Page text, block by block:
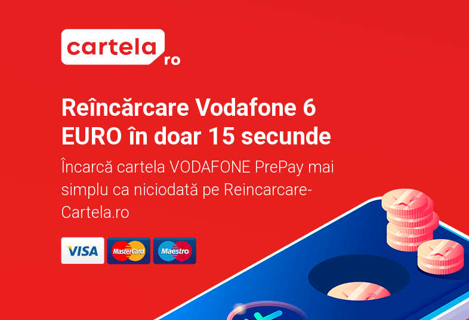
Reîncărcare Vodafone 6
EURO în doar 15 secunde
Încarcă cartela VODAFONE PrePay mai
simplu ca niciodată pe Reincarcare-
Cartela.ro